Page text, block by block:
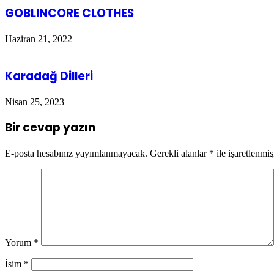
GOBLINCORE CLOTHES
Haziran 21, 2022
Karadağ Dilleri
Nisan 25, 2023
Bir cevap yazın
E-posta hesabınız yayımlanmayacak. Gerekli alanlar * ile
Yorum *
İsim *